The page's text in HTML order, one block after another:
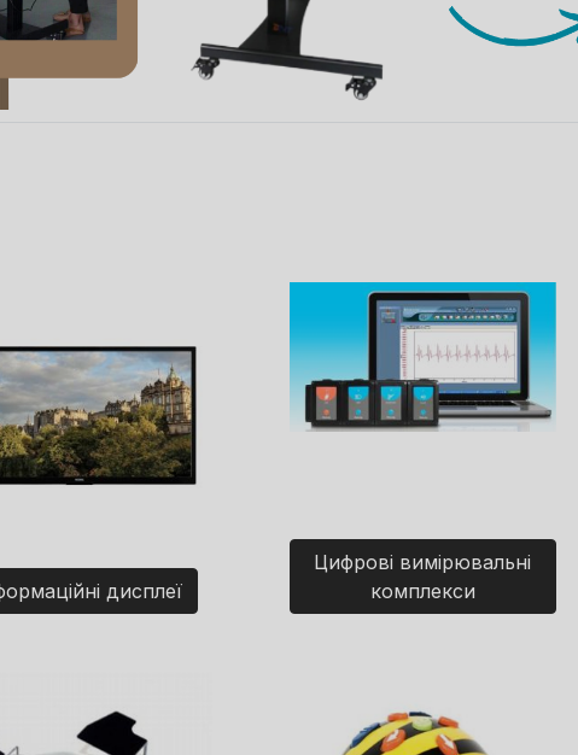
дисплеї
Цифрові вимірювальні
комплекси